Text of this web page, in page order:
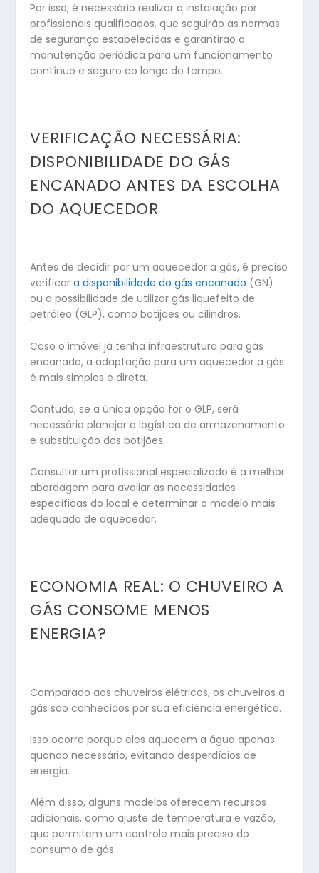
Por isso, é necessário realizar a instalação por
profissionais qualificados, que seguirão as normas
de segurança estabelecidas e garantirão a
manutenção periódica para um funcionamento
contínuo e seguro ao longo do tempo.
VERIFICAÇÃO NECESSÁRIA:
DISPONIBILIDADE DO GÁS
ENCANADO ANTES DA ESCOLHA
DO AQUECEDOR
Antes de decidir por um aquecedor a gás, é preciso
verificara disponibilidade do gás encanado (GN)
ou a possibilidade de utilizar gás liquefeito de
petróleo (GLP), como botijões ou cilindros.
Caso o imóvel já tenha infraestrutura para gás
encanado, a adaptação para um aquecedor a gás
é mais simples e direta.
Contudo, se a única opção for o GLP, será
necessário planejar a logística de armazenamento
e substituição dos botijões.
Consultar um profissional especializado é a melhor
abordagem para avaliar as necessidades
específicas do local e determinar o modelo mais
adequado de aquecedor.
ECONOMIA REAL: O CHUVEIRO A
GÁS CONSOME MENOS
ENERGIA?
Comparado aos chuveiros elétricos, os chuveiros a
gás são conhecidos por sua eficiência energética.
Isso ocorre porque eles aquecem a água apenas
quando necessário, evitando desperdícios de
energia.
Além disso, alguns modelos oferecem recursos
adicionais, como ajuste de temperatura e vazão,
que permitem um controle mais preciso do
consumo de gás.